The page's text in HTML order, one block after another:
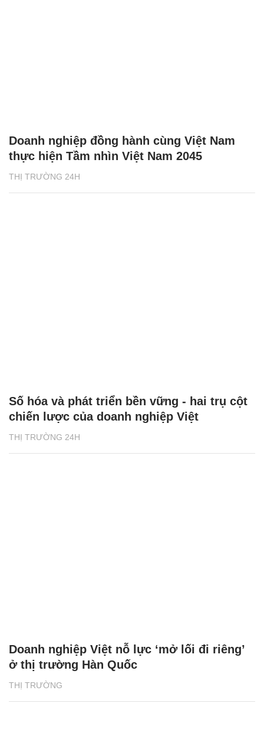
THỊ TRƯỜNG 24H
Doanh nghiệp đồng hành cùng Việt Nam
thực hiện Tầm nhìn Việt Nam 2045
THỊ TRƯỜNG 24H
Số hóa và phát triển bền vững - hai trụ cột
chiến lược của doanh nghiệp Việt
THỊ TRƯỜNG
Doanh nghiệp Việt nỗ lực ‘mở lối đi riêng’
ở thị trường Hàn Quốc